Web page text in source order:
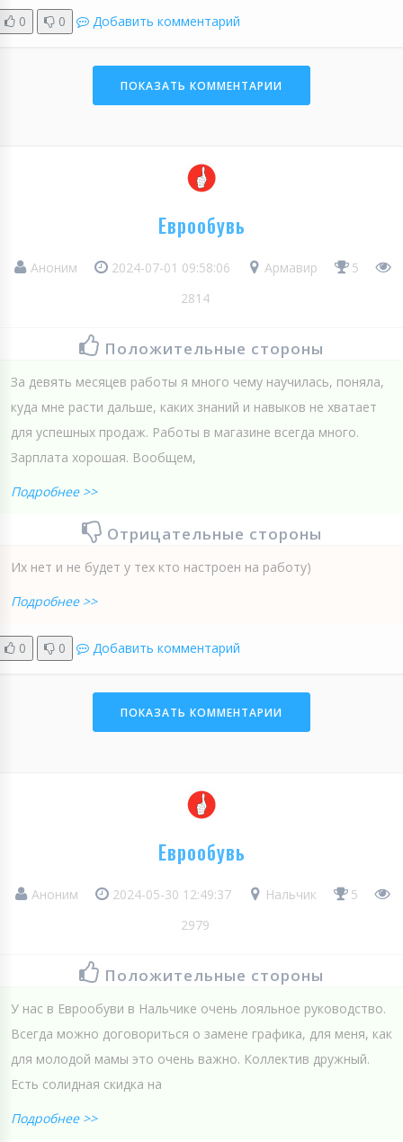
0 0 Добавить комментарий
ПОКАЗАТЬ КОММЕНТАРИИ
Еврообувь
Аноним 2024-07-01 09:58:06 Армавир
5
2814
Положительные стороны
За девять месяцев работы я много чему научилась, поняла,
куда мне расти дальше, каких знаний и навыков не хватает
для успешных продаж. Работы в магазине всегда много.
Зарплата хорошая. Вообщем,
Подробнее >>
Отрицательные стороны
Их нет и не будет у тех кто настроен на работу)
Подробнее >>
0 0 Добавить комментарий
ПОКАЗАТЬ КОММЕНТАРИИ
Еврообувь
Аноним 2024-05-30 12:49:37 Нальчик
5
2979
Положительные стороны
У нас в Еврообуви в Нальчике очень лояльное руководство.
Всегда можно договориться о замене графика, для меня, как
для молодой мамы это очень важно. Коллектив дружный.
Есть солидная скидка на
Подробнее >>